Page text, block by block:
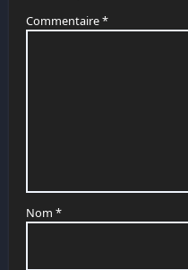
Commentaire*
Nom *